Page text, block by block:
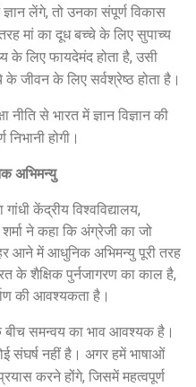
ज्ञान लेंगे, तो उनका संपूर्ण विकास
मां का दूध बच्चे के लिए सुपाच्य
के लिए फायदेमंद होता है, उसी
के जीवन के लिए सर्वश्रेष्ठ होता है।
नीति से भारत में ज्ञान विज्ञान की
होगी।
अभिमन्यु
केंद्रीय विश्वविद्यालय,
ने कहा कि अंग्रेजी का जो
आने में आधुनिक अभिमन्यु पूरी तरह
के शैक्षिक पुर्नजागरण का काल है,
की आवश्यकता है।
बीच समन्वय का भाव आवश्यक है।
संघर्ष नहीं है। अगर हमें भाषाओं
करने होंगे, जिसमें महत्वपूर्ण